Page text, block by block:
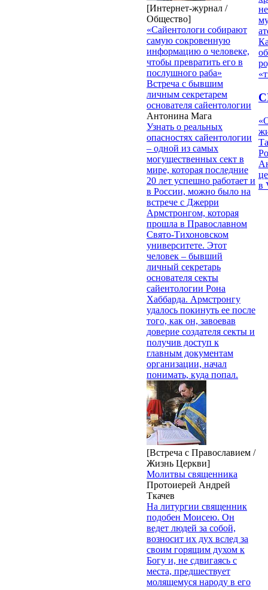
[Интернет-журнал /
Общество]
«Сайентологи собирают
самую сокровенную
информацию о человеке,
чтобы превратить его в
послушного раба»
Встреча с бывшим
личным секретарем
основателя сайентологии
Антонина Мага
Узнать о реальных
опасностях сайентологии
– одной из самых
могущественных сект в
мире, которая последние
20 лет успешно работает и
в России, можно было на
встрече с Джерри
Армстронгом, которая
прошла в Православном
Свято-Тихоновском
университете. Этот
человек – бывший
личный секретарь
основателя секты
сайентологии Рона
Хаббарда. Армстронгу
удалось покинуть ее после
того, как он, завоевав
доверие создателя секты и
получив доступ к
главным документам
организации, начал
понимать, куда попал.
[Встреча с Православием /
Жизнь Церкви]
Молитвы священника
Протоиерей Андрей
Ткачев
На литургии священник
подобен Моисею. Он
ведет людей за собой,
возносит их дух вслед за
своим горящим духом к
Богу и, не сдвигаясь с
места, предшествует
молящемуся народу в его
в